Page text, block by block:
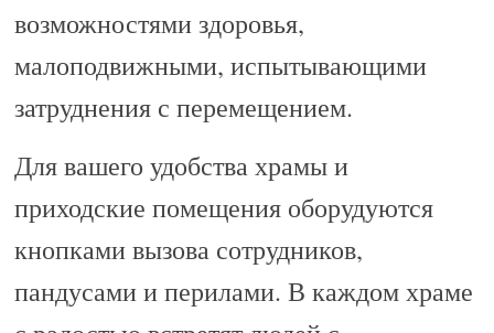
возможностями здоровья,
малоподвижными, испытывающими
затруднения с перемещением.
Для вашего удобства храмы и
приходские помещения оборудуются
кнопками вызова сотрудников,
пандусами и перилами. В каждом храме